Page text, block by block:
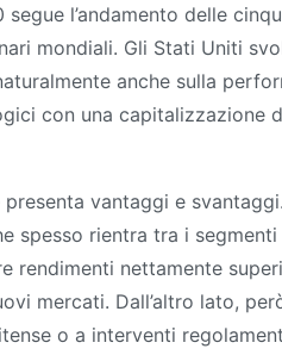
segue l’andamento delle
mondiali. Gli Stati Uniti
anche sulla
con una capitalizzazione
vantaggi e
spesso rientra tra i
rendimenti nettamente
mercati. Dall’altro lato,
o a interventi